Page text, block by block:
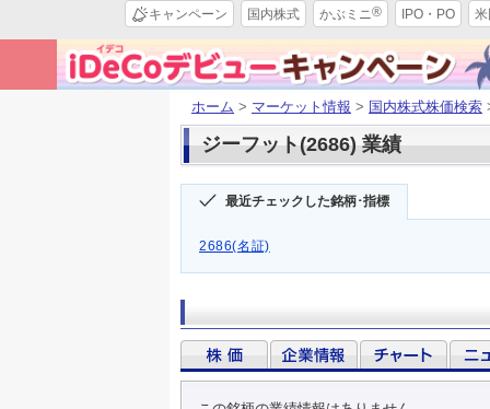
キャンペーン 国内株式 かぶミニ® IPO・PO
ホーム > マーケット情報 > 国内株式株価検索
ジーフット(2686) 業績
最近チェックした銘柄･指標
2686(名証)